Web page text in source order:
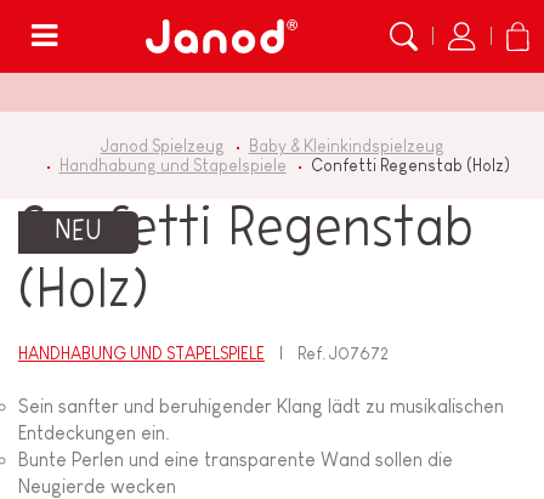
Janod Spielzeug
Baby & Kleinkindspielzeug
Handhabung und Stapelspiele
Confetti Regenstab (Holz)
NEU
Confetti Regenstab
(Holz)
HANDHABUNG UND STAPELSPIELE Ref.J07672
Sein sanfter und beruhigender Klang lädt zu musikalischen
Entdeckungen ein.
Bunte Perlen und eine transparente Wand sollen die
Neugierde wecken